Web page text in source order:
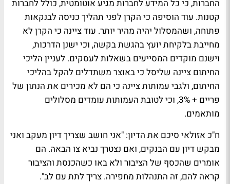
החברות, כי כל המידע לחברות מגיע אוטומטית, כולל לחברות
קטנות. עוד הוסיפה כי הקרן לפני תהליך כניסה לבנקאות
פתוחה, ושהמסלול יהיה מהיר יותר. עוד ציינה כי הקרן לא
מחייבת בלקיחת יועץ בהגשת בקשה, וכי ישנן הדרכות,
וישנם מוקדים המסייעים בשאלות לעסקים. לעניין הליכי
החיתום ציינה שליסל כי באוצר משתדלים להקל בהליכי
החיתום, ולגבי עמותות ציינה כי הם לא מכירים את הנתון של
פריים + 3%, וכי לטובת העמותות עומדים מסלולים
מותאמים.
ח"כ אזולאי סיכם את הדיון: "אני חושב שצריך דיון מעקב ואני
מבקש דיון עם הבנקים, ואם נצטרך נביא צו הבאה. הם
אומרים שהכסף של הציבור ולא באו כשהכנסת והציבור
קראה להם, זה התנהלות מחפירה. צריך לתת עם לב".